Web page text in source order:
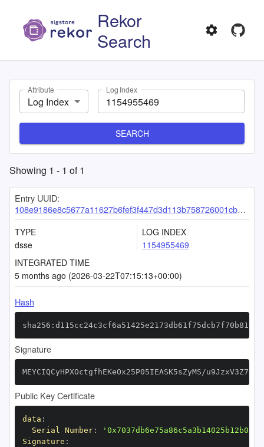
Rekor
Search
Attribute
Log Index
Log Index
SEARCH
Showing 1 - 1 of1
Entry UUID:
108e9186e8c5677a11627b6fef3f447d3d113b758726001cb732cce67645c1fc7c014eb68a51bbde
TYPE
dsse
LOG INDEX
1154955469
INTEGRATED TIME
5 months ago (2026-03-22T07:15:13+00:00)
Hash
Signature
MEYCIQCyHPXOctgfhEKeOx25P05IEASK5sZyMS/
Public Key Certificate
data :
Serial Number:
Signature :